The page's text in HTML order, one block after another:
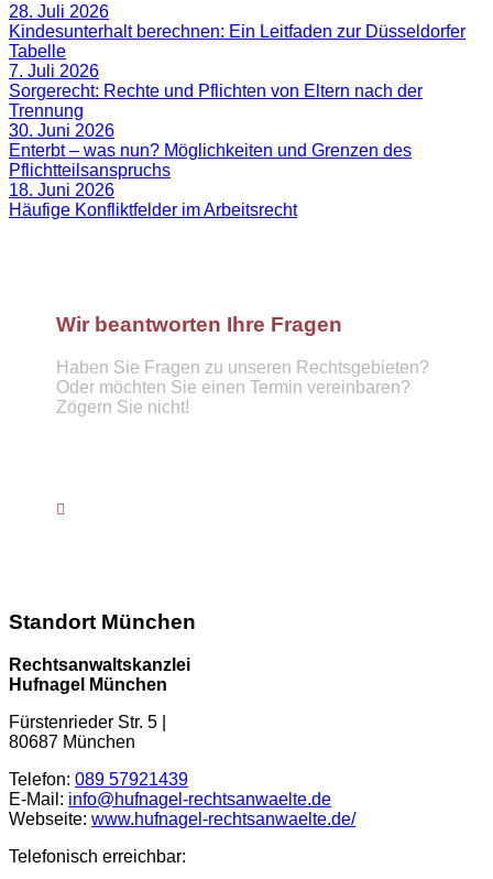
28. Juli 2026
Kindesunterhalt berechnen: Ein Leitfaden zur Düsseldorfer
Tabelle
7. Juli 2026
Sorgerecht: Rechte und Pflichten von Eltern nach der
Trennung
30. Juni 2026
Enterbt – was nun? Möglichkeiten und Grenzen des
Pflichtteilsanspruchs
18. Juni 2026
Häufige Konfliktfelder im Arbeitsrecht
Wir beantworten Ihre Fragen
Haben Sie Fragen zu unseren Rechtsgebieten?
Oder möchten Sie einen Termin vereinbaren?
Zögern Sie nicht!
Standort München
Rechtsanwaltskanzlei
Hufnagel München
Fürstenrieder Str. 5
80687 München
Telefon: 089 57921439
E-Mail: info@hufnagel-rechtsanwaelte.de
Webseite: www.hufnagel-rechtsanwaelte.de/
Telefonisch erreichbar: